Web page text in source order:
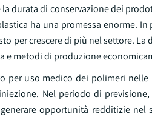
durata di conservazione dei
ha una promessa enorme.
per crescere di più nel settore.
e metodi di produzione
per uso medico dei polimeri
Nel periodo di
opportunità redditizie